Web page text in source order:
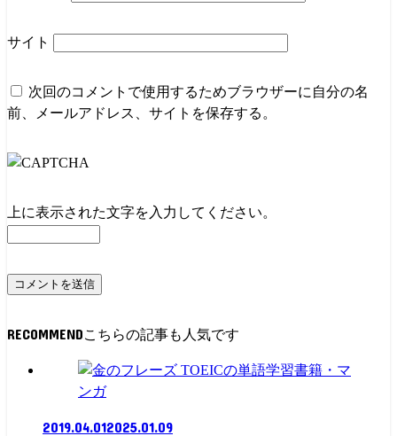
サイト
次回のコメントで使用するためブラウザーに自分の名
前、メールアドレス、サイトを保存する。
上に表示された文字を入力してください。
RECOMMEND
書籍・マ
ンガ
2019.04.012025.01.09